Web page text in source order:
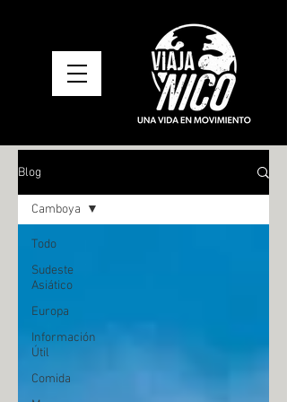
Blog
Todo
Sudeste
Asiático
Europa
Información
Útil
Comida
Camboya